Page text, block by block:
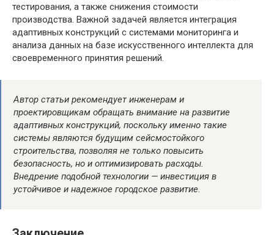
тестирования, а также снижения стоимости
производства. Важной задачей является интеграция
адаптивных конструкций с системами мониторинга и
анализа данных на базе искусственного интеллекта для
своевременного принятия решений.
Автор статьи рекомендует инженерам и
проектировщикам обращать внимание на развитие
адаптивных конструкций, поскольку именно такие
системы являются будущим сейсмостойкого
строительства, позволяя не только повысить
безопасность, но и оптимизировать расходы.
Внедрение подобной технологии — инвестиция в
устойчивое и надежное городское развитие.